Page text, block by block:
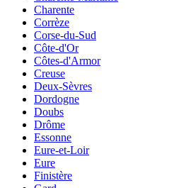
Charente
Corrèze
Corse-du-Sud
Côte-d'Or
Côtes-d'Armor
Creuse
Deux-Sèvres
Dordogne
Doubs
Drôme
Essonne
Eure-et-Loir
Eure
Finistère